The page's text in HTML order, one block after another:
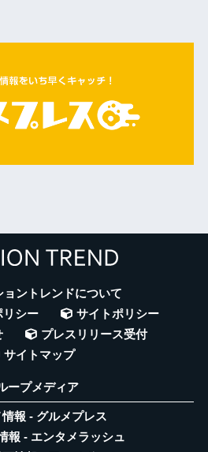
ョントレンドについて
リシー
サイトポリシー
プレスリリース受付
サイトマップ
ープメディア
情報 - グルメプレス
報 - エンタメラッシュ